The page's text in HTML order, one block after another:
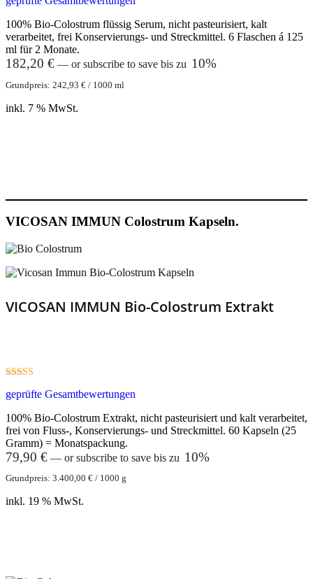
100% Bio-Colostrum flüssig Serum, nicht pasteurisiert, kalt
verarbeitet, frei Konservierungs- und Streckmittel. 6 Flaschen á 125
ml für 2 Monate.
182,20 € — or subscribe to save bis zu 10%
Grundpreis: 242,93 € / 1000 ml
inkl. 7 % MwSt.
VICOSAN IMMUN Colostrum Kapseln.
VICOSAN IMMUN Bio-Colostrum Extrakt
out of 5
geprüfte Gesamtbewertungen
100% Bio-Colostrum Extrakt, nicht pasteurisiert und kalt verarbeitet,
frei von Fluss-, Konservierungs- und Streckmittel. 60 Kapseln (25
Gramm) = Monatspackung.
79,90 € — or subscribe to save bis zu 10%
Grundpreis: 3.400,00 € / 1000 g
inkl. 19 % MwSt.